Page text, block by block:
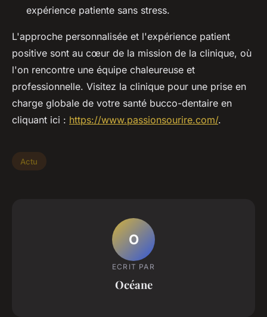
expérience patiente sans stress.
L'approche personnalisée et l'expérience patient
positive sont au cœur de la mission de la clinique, où
l'on rencontre une équipe chaleureuse et
professionnelle. Visitez la clinique pour une prise en
charge globale de votre santé bucco-dentaire en
cliquant ici : https://www.passionsourire.com/.
Actu
O
ECRIT PAR
Océane